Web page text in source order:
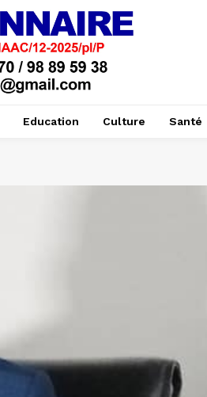
Education Culture Santé